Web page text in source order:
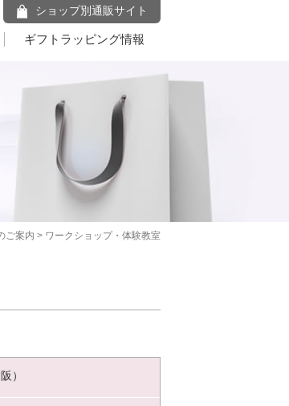
ショップ別通販サイト
ギフトラッピング情報
ご案内 > ワークショップ・体験教室
）